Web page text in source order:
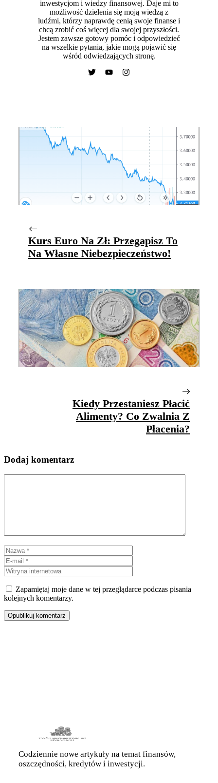
inwestycjom i wiedzy finansowej. Daje mi to
możliwość dzielenia się moją wiedzą z
ludźmi, którzy naprawdę cenią swoje finanse i
chcą zrobić coś więcej dla swojej przyszłości.
Jestem zawsze gotowy pomóc i odpowiedzieć
na wszelkie pytania, jakie mogą pojawić się
wśród odwiedzających stronę.
Kurs Euro Na Zł: Przegapisz To
Na Własne Niebezpieczeństwo!
Kiedy Przestaniesz Płacić
Alimenty? Co Zwalnia Z
Płacenia?
Dodaj komentarz
Nazwa
mail
internetowa
Zapamiętaj moje dane w tej przeglądarce podczas pisania
kolejnych komentarzy.
Codziennie nowe artykuły na temat finansów,
oszczędności, kredytów i inwestycji.